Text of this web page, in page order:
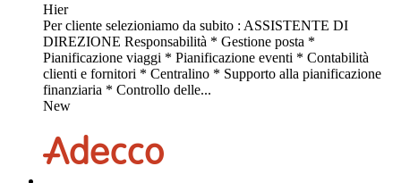
Hier
Per cliente selezioniamo da subito : ASSISTENTE DI
DIREZIONE Responsabilità * Gestione posta *
Pianificazione viaggi * Pianificazione eventi * Contabilità
clienti e fornitori * Centralino * Supporto alla pianificazione
finanziaria * Controllo delle...
New